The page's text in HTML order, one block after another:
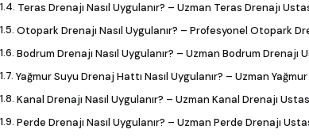
Teras Drenajı Nasıl Uygulanır? – Uzman Teras Drenajı
Otopark Drenajı Nasıl Uygulanır? – Profesyonel Otopark
Bodrum Drenajı Nasıl Uygulanır? – Uzman Bodrum Drenajı
Yağmur Suyu Drenaj Hattı Nasıl Uygulanır? – Uzman
Kanal Drenajı Nasıl Uygulanır? – Uzman Kanal Drenajı
Perde Drenajı Nasıl Uygulanır? – Uzman Perde Drenajı